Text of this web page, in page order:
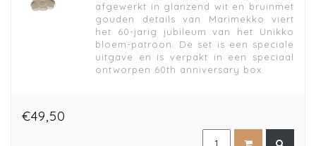
afgewerkt in glanzend wit en bruinmet
gouden details van Marimekko viert
het 60-jarig jubileum van het Unikko
bloem-patroon. De set is een speciale
uitgave en is verpakt in een speciaal
ontworpen 60th anniversary box.
€49,50